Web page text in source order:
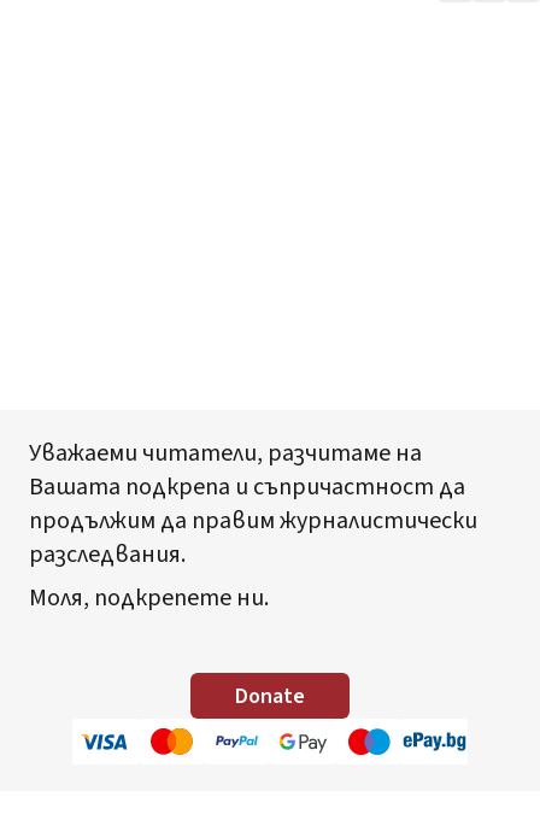
Уважаеми читатели, разчитаме на
Вашата подкрепа и съпричастност да
продължим да правим журналистически
разследвания.
Моля, подкрепете ни.
Donate